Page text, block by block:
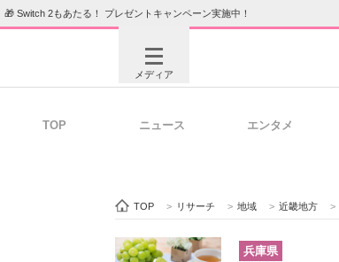
🎁 Switch 2もあたる！ プレゼントキャンペーン実施中！
メディア
ビジネスと働き方のヒント
TOP ニュース エンタメ
TOP > リサーチ > 地域 > 近畿地方 >
兵庫県